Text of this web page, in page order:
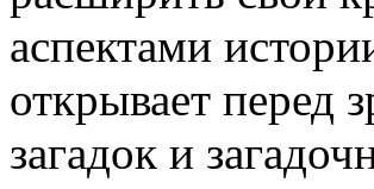
аспектами
открывает перед
загадок и